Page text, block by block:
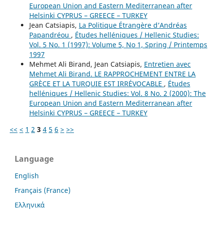
European Union and Eastern Mediterranean after
Helsinki CYPRUS – GREECE – TURKEY
Jean Catsiapis, La Politique Étrangère d’Andréas
Papandréou , Études helléniques / Hellenic Studies:
Vol. 5 No. 1 (1997): Volume 5, No 1, Spring / Printemps
1997
Mehmet Ali Birand, Jean Catsiapis, Entretien avec
Mehmet Ali Birand. LE RAPPROCHEMENT ENTRE LA
GRÈCE ET LA TURQUIE EST IRRÉVOCABLE , Études
helléniques / Hellenic Studies: Vol. 8 No. 2 (2000): The
European Union and Eastern Mediterranean after
Helsinki CYPRUS – GREECE – TURKEY
<< < 1 2 3 4 5 6 > >>
Language
English
Français (France)
Ελληνικά